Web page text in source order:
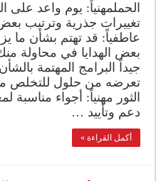
الحملمهنياً: يوم واعد على
تغييرات جذرية وترتيب
عاطفياً: قد تهتم بشأن ما
بعض الهدايا في محاولة
جيداً البرامج المهتمة
تعرضه من حلول للتخلص
الثور مهنياً: أجواء
دعم وتأييد …
أكمل القراءة »